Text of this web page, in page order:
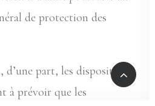
de protection des
d’une part, les dispositions
à prévoir que les